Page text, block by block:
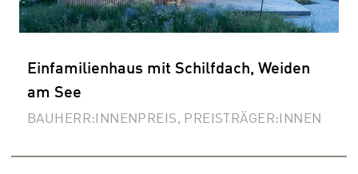
Einfamilienhaus mit Schilfdach, Weiden
am See
BAUHERR:INNENPREIS, PREISTRÄGER:INNEN